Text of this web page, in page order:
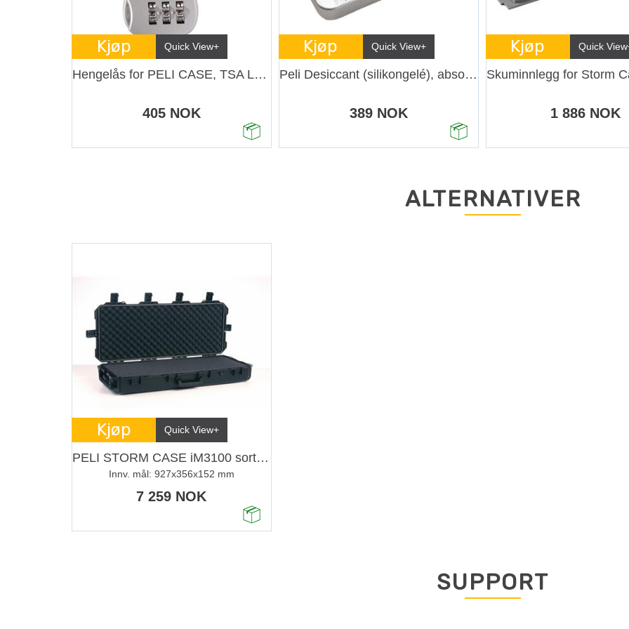
Kjøp Quick View+
Hengelås for PELI CASE, TSA Lock
405 NOK
Kjøp Quick View+
Peli Desiccant (silikongelé), absorb kon
389 NOK
Kjøp Quick
1 886 NOK
ALTERNATIVER
Kjøp Quick View+
PELI STORM CASE iM3100 sort m/skum
Innv. mål: 927x356x152 mm
7 259 NOK
SUPPORT